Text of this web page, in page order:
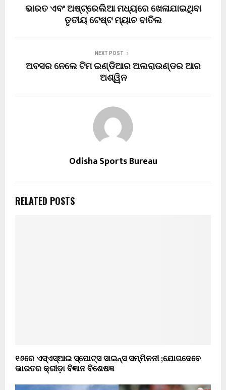
ଭାରତ ଏବଂ ଅଷ୍ଟ୍ରେଲିଆ ମଧ୍ୟରେ ଖେଳାଯାଇଥିବା
ତୃତୀୟ ଟେଷ୍ଟ ମ୍ୟାଚ ବାତିଲ
NEXT POST
ଅବସର ନେଲେ ଟିମ ଇଣ୍ଡିଆର ଅଲରାଉଣ୍ଡର ଆର
ଅଶ୍ୱିନ
Odisha Sports Bureau
RELATED POSTS
୧୬ରେ ଏସ୍ଏସ୍ଆଇ ସ୍ପୋଟ୍ସ ସାଇନ୍ସ ସମ୍ମିଳନୀ ;ଯୋଗଦେବେ
ଭାରତର କ୍ରୀଡ଼ା ବିଜ୍ଞାନ ବିଶେଷଜ୍ଞ